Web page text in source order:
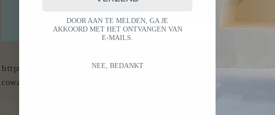
https://e-
cowarenhuis.nl
https://www.onshagje.nl/
DOOR AAN TE MELDEN, GA JE
AKKOORD MET HET ONTVANGEN VAN
E-MAILS.
NEE, BEDANKT